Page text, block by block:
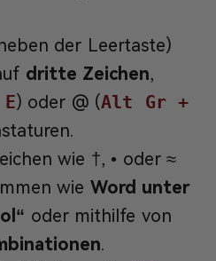
der Leertaste)
dritte Zeichen,
) oder @ (Alt Gr +
wie †, • oder ≈
wie Word unter
oder mithilfe von
.